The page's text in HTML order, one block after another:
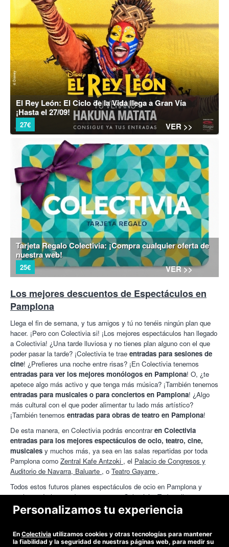
El Rey León: El Ciclo de la Vida llega a Gran Vía
¡Hasta el 27/09!
27€ VER >>
Tarjeta Regalo Colectivia: ¡Compra cualquier oferta de
nuestra web!
25€ VER >>
Los mejores descuentos de Espectáculos en
Pamplona
Llega el fin de semana, y tus amigos y tú no tenéis ningún plan que
hacer. ¡Pero con Colectivia si! ¡Los mejores espectáculos han llegado
a Colectivia! ¿Una tarde lluviosa y no tienes plan alguno con el que
poder pasar la tarde? ¡Colectivia te trae entradas para sesiones de
cine! ¿Prefieres una noche entre risas? ¡En Colectivia tenemos
entradas para ver los mejores monólogos en Pamplona! O, ¿te
apetece algo más activo y que tenga más música? ¡También tenemos
entradas para musicales o para conciertos en Pamplona! ¿Algo
más cultural con el que poder alimentar tu lado más artístico?
¡También tenemos entradas para obras de teatro en Pamplona!
De esta manera, en Colectivia podrás encontraren Colectivia
entradas para los mejores espectáculos de ocio, teatro, cine,
musicales y muchos más, ya sea en las salas repartidas por toda
Pamplona como Zentral Kafe Antzoki , el Palacio de Congresos y
Auditorio de Navarra, Baluarte , o Teatro Gayarre .
Todos estos futuros planes espectáculos de ocio en Pamplona y
muchos más los puedes encontrar en Colectivia. Todos ellos con un
descuento de hasta el 70% para que puedas disfrutar en familia, con
los amigos o en pareja. ¡Para que no te quedes sin planes, Colectivia
Elíseos|Cupon descuento Circo Encantado|Entradas Parque
Personalizamos tu experiencia
En Colectivia utilizamos cookies y otras tecnologías para mantener
la fiabilidad y la seguridad de nuestras páginas web, para medir su